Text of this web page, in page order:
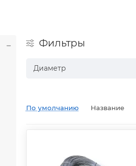
Фильтры
Диаметр
По умолчанию Название